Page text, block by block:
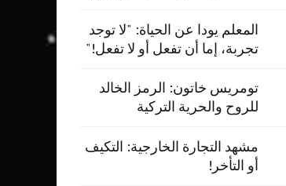
المعلم يودا عن الحياة: "لا توجد
تجربة، إما أن تفعل أو لا تفعل!"
تومريس خاتون: الرمز الخالد
للروح والحرية التركية
مشهد التجارة الخارجية: التكيف
أو التأخر!